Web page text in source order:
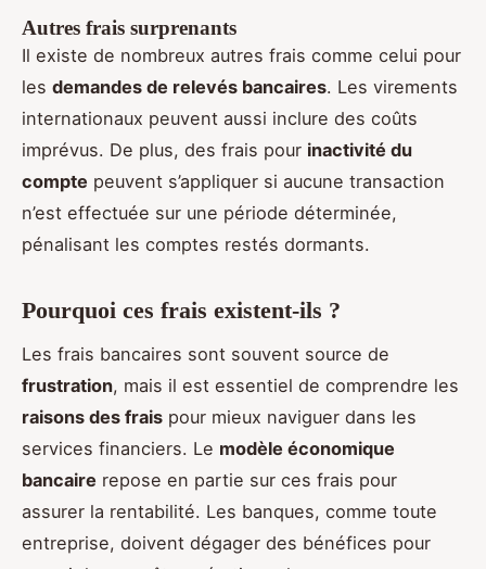
Autres frais surprenants
Il existe de nombreux autres frais comme celui pour
les demandes de relevés bancaires. Les virements
internationaux peuvent aussi inclure des coûts
imprévus. De plus, des frais pour inactivité du
compte peuvent s’appliquer si aucune transaction
n’est effectuée sur une période déterminée,
pénalisant les comptes restés dormants.
Pourquoi ces frais existent-ils ?
Les frais bancaires sont souvent source de
frustration, mais il est essentiel de comprendre les
raisons des frais pour mieux naviguer dans les
services financiers. Le modèle économique
bancaire repose en partie sur ces frais pour
assurer la rentabilité. Les banques, comme toute
entreprise, doivent dégager des bénéfices pour